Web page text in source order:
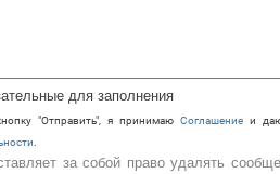
для заполнения
"Отправить", я принимаюCоглашение и
за собой право удалять